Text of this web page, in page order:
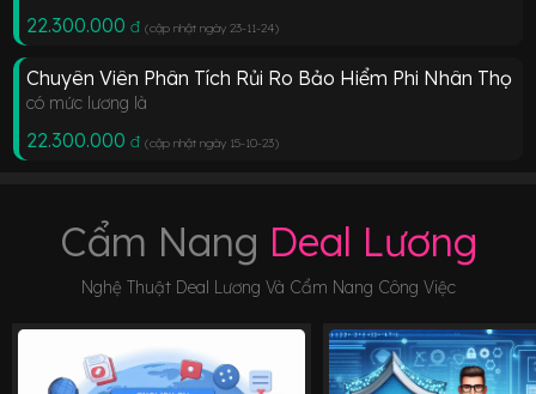
22.300.000 đ (cập nhật ngày 23-11-24)
Chuyên Viên Phân Tích Rủi Ro Bảo Hiểm Phi Nhân Thọ
có mức lương là
22.300.000 đ (cập nhật ngày 15-10-23)
Cẩm Nang Deal Lương
Nghệ Thuật Deal Lương Và Cẩm Nang Công Việc